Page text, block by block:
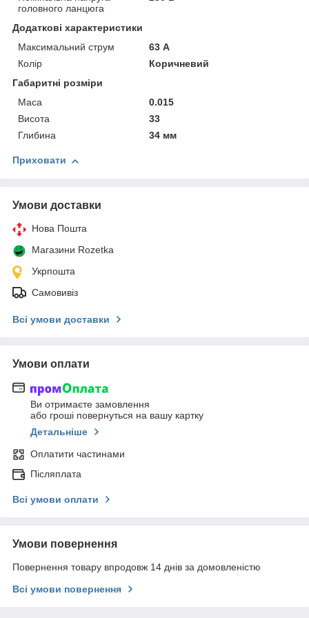
головного ланцюга
Додаткові характеристики
Максимальний струм
63 А
Колір
Коричневий
Габаритні розміри
Маса
0.015
Висота
33
Глибина
34 мм
Приховати
Умови доставки
Нова Пошта
Магазини Rozetka
Укрпошта
Самовивіз
Всі умови доставки
Умови оплати
Ви отримаєте замовлення
або гроші повернуться на вашу картку
Детальніше
Оплатити частинами
Післяплата
Всі умови оплати
Умови повернення
Повернення товару впродовж 14 днів за домовленістю
Всі умови повернення